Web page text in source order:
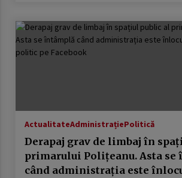
ActualitateAdministrațiePolitică
Derapaj grav de limbaj în
primarului Polițeanu. Asta se
când administrația este